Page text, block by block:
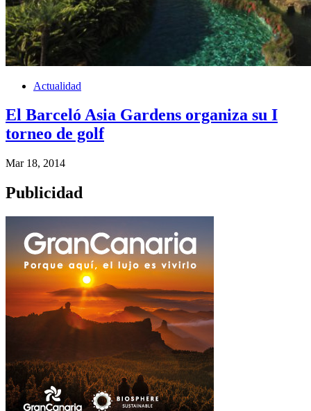
Actualidad
El Barceló Asia Gardens organiza su I
torneo de golf
Mar 18, 2014
Publicidad